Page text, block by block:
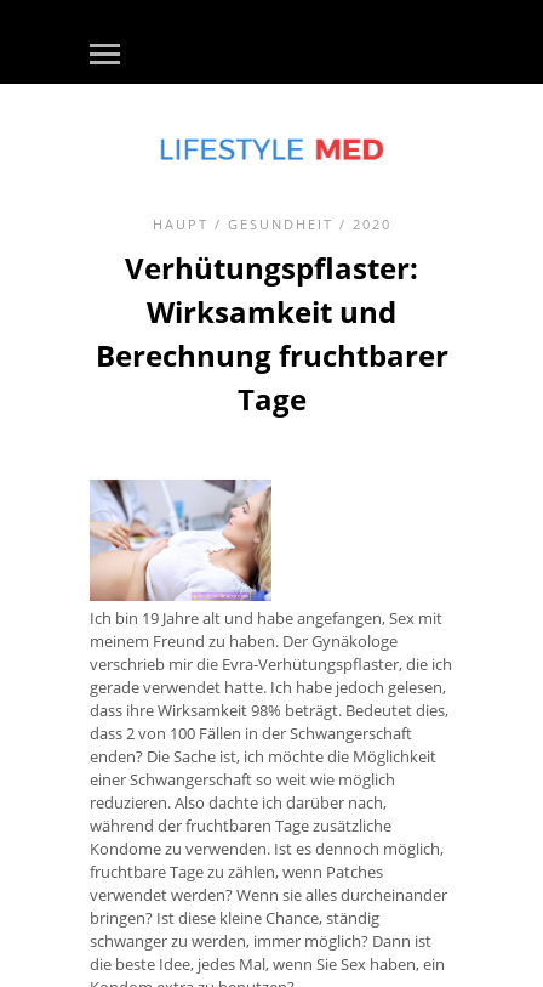
HAUPT / GESUNDHEIT / 2020
Verhütungspflaster:
Wirksamkeit und
Berechnung fruchtbarer
Tage
Ich bin 19 Jahre alt und habe angefangen, Sex mit
meinem Freund zu haben. Der Gynäkologe
verschrieb mir die Evra-Verhütungspflaster, die ich
gerade verwendet hatte. Ich habe jedoch gelesen,
dass ihre Wirksamkeit 98% beträgt. Bedeutet dies,
dass 2 von 100 Fällen in der Schwangerschaft
enden? Die Sache ist, ich möchte die Möglichkeit
einer Schwangerschaft so weit wie möglich
reduzieren. Also dachte ich darüber nach,
während der fruchtbaren Tage zusätzliche
Kondome zu verwenden. Ist es dennoch möglich,
fruchtbare Tage zu zählen, wenn Patches
verwendet werden? Wenn sie alles durcheinander
bringen? Ist diese kleine Chance, ständig
schwanger zu werden, immer möglich? Dann ist
die beste Idee, jedes Mal, wenn Sie Sex haben, ein